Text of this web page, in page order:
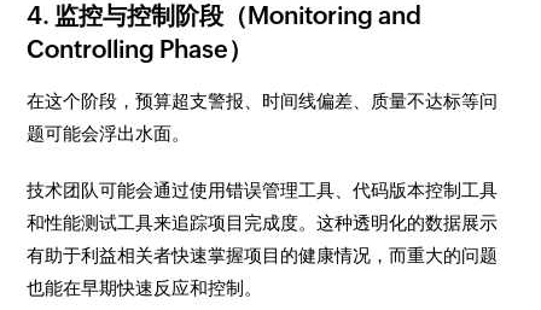
4. 监控与控制阶段（Monitoring and
Controlling Phase）
在这个阶段，预算超支警报、时间线偏差、质量不达标等问
题可能会浮出水面。
技术团队可能会通过使用错误管理工具、代码版本控制工具
和性能测试工具来追踪项目完成度。这种透明化的数据展示
有助于利益相关者快速掌握项目的健康情况，而重大的问题
也能在早期快速反应和控制。